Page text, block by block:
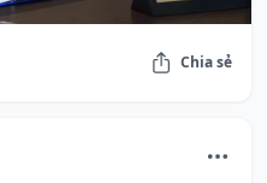
Chia sẻ